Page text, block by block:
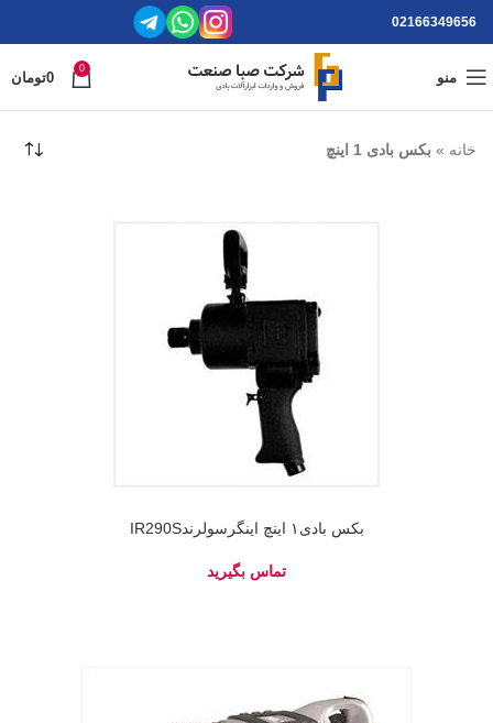
02166349656
منو
0
0تومان
خانه » بکس بادی 1 اینچ
بکس بادی۱ اینچ اینگرسولرندIR290S